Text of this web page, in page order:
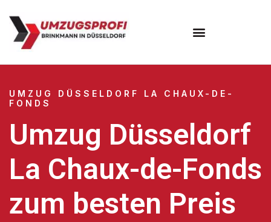
UMZUG DÜSSELDORF LA CHAUX-DE-
FONDS
Umzug Düsseldorf
La Chaux-de-Fonds
zum besten Preis